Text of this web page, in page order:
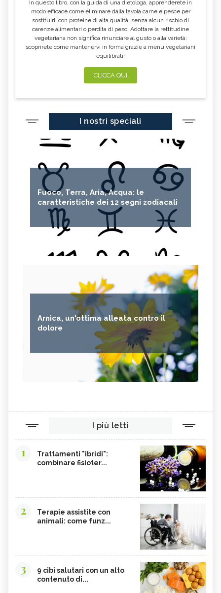
In questo libro, con la guida di una dietologa, apprenderete in
modo efficace come eliminare dalla tavola carne e pesce per
sostituirli con proteine di alta qualità, senza alcun rischio di
carenze alimentari o perdita di peso. Adottare la rettitudine
vegetariana non significa rinunciare al gusto o alla varietà:
scoprirete come mantenervi in forma grazie a menu vegetariani
equilibrati!
CLICCA QUI
I nostri speciali
Fuoco, Terra, Aria, Acqua: le
caratteristiche dei 12 segni zodiacali
Arnica, un'ottima alleata contro il
dolore
I più letti
1
Trattamenti "ibridi":
combinare fisioter...
2
Terapie assistite con
animali: come funz...
3
9 cibi salutari con un alto
contenuto di...